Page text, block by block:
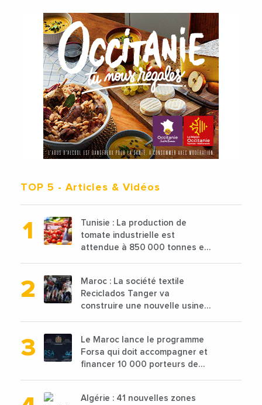
TOP 5 - Articles & Vidéos
Tunisie : La production de
tomate industrielle est
attendue à 850 000 tonnes en
Maroc : La société textile
Reciclados Tanger va
construire une nouvelle usine
Le Maroc lance le programme
Forsa qui doit accompagner et
financer 10 000 porteurs de
Algérie : 41 nouvelles zones